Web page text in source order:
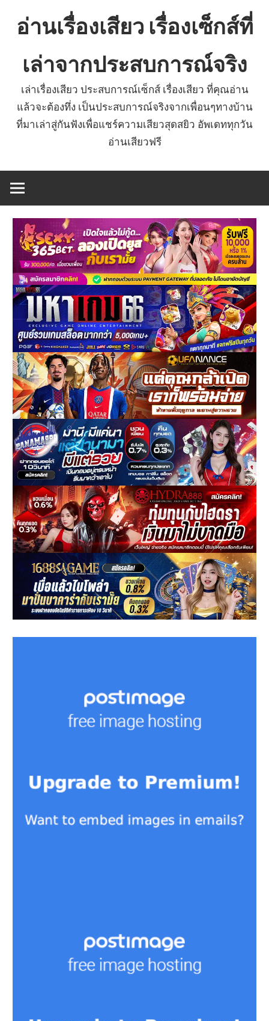
อ่านเรื่องเสียว เรื่องเซ็กส์ที่
เล่าจากประสบการณ์จริง
เล่าเรื่องเสียว ประสบการณ์เซ็กส์ เรื่องเสียว ที่คุณอ่าน
แล้วจะต้องทึ่ง เป็นประสบการณ์จริงจากเพื่อนๆทางบ้าน
ที่มาเล่าสู่กันฟังเพื่อแชร์ความเสียวสุดสยิว อัพเดททุกวัน
อ่านเสียวฟรี